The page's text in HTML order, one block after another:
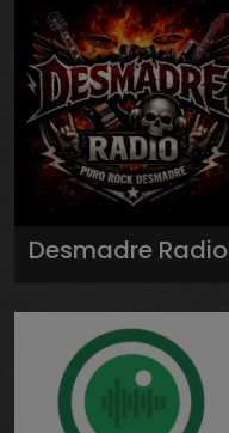
Desmadre Radio